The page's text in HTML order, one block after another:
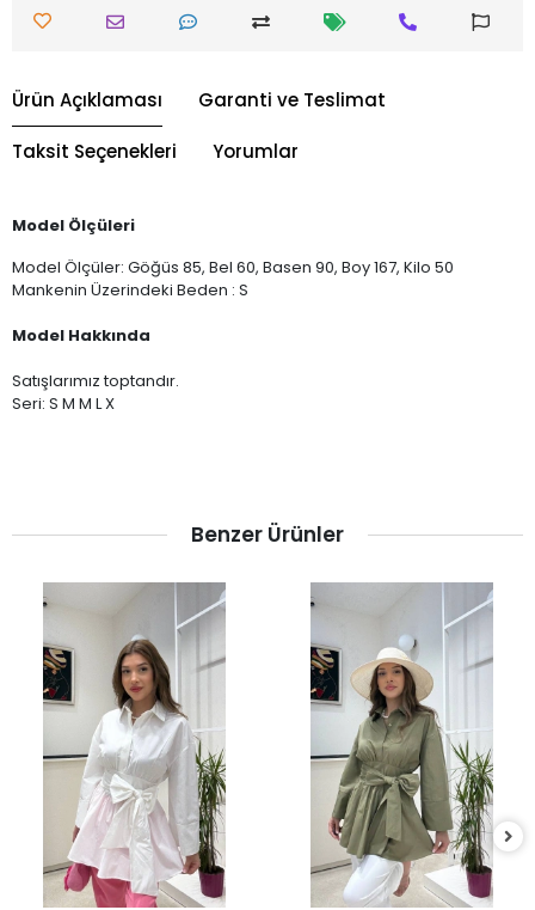
Ürün Açıklaması Garanti ve Teslimat
Taksit Seçenekleri Yorumlar
Model Ölçüleri
Model Ölçüler: Göğüs 85, Bel 60, Basen 90, Boy 167, Kilo 50
Mankenin Üzerindeki Beden : S
Model Hakkında
Satışlarımız toptandır.
Seri: S M M L X
Benzer Ürünler